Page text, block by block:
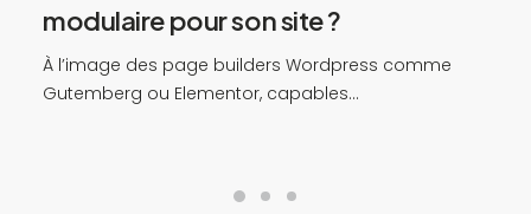
modulaire pour son site ?
À l’image des page builders Wordpress comme
Gutemberg ou Elementor, capables…